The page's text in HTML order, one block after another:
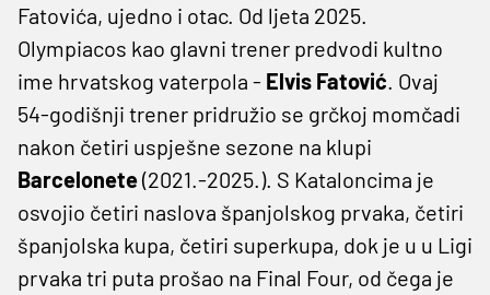
Fatovića, ujedno i otac. Od ljeta 2025.
Olympiacos kao glavni trener predvodi kultno
ime hrvatskog vaterpola - Elvis Fatović. Ovaj
54-godišnji trener pridružio se grčkoj momčadi
nakon četiri uspješne sezone na klupi
Barcelonete(2021.-2025.). S Kataloncima je
osvojio četiri naslova španjolskog prvaka, četiri
španjolska kupa, četiri superkupa, dok je u u Ligi
prvaka tri puta prošao na Final Four, od čega je